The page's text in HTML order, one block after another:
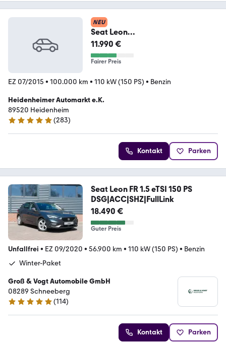
NEU
Seat Leon
FR/1.Hd/LED/150PS/Navi/SitzH/P
DC/
11.990 €
Fairer Preis
EZ 07/2015 • 100.000 km • 110 kW (150 PS) • Benzin
Heidenheimer Automarkt e.K.
89520 Heidenheim
4.9 Sterne
(283)
Kontakt Parken
Seat Leon FR 1.5 eTSI 150 PS
DSG|ACC|SHZ|FullLink
18.490 €
Guter Preis
Unfallfrei • EZ 09/2020 • 56.900 km • 110 kW (150 PS) • Benzin
Winter-Paket
Groß & Vogt Automobile GmbH
08289 Schneeberg
4.9 Sterne
(114)
Kontakt Parken